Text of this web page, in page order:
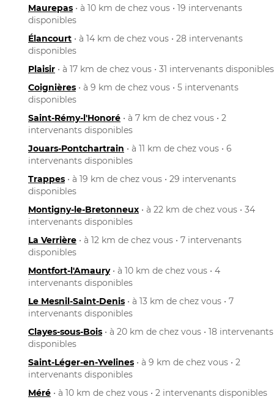
Maurepas • à 10 km de chez vous • 19 intervenants
disponibles
Élancourt • à 14 km de chez vous • 28 intervenants
disponibles
Plaisir • à 17 km de chez vous • 31 intervenants disponibles
Coignières • à 9 km de chez vous • 5 intervenants
disponibles
Saint-Rémy-l'Honoré • à 7 km de chez vous • 2
intervenants disponibles
Jouars-Pontchartrain • à 11 km de chez vous • 6
intervenants disponibles
Trappes • à 19 km de chez vous • 29 intervenants
disponibles
Montigny-le-Bretonneux • à 22 km de chez vous • 34
intervenants disponibles
La Verrière • à 12 km de chez vous • 7 intervenants
disponibles
Montfort-l'Amaury• à 10 km de chez vous • 4
intervenants disponibles
Le Mesnil-Saint-Denis • à 13 km de chez vous • 7
intervenants disponibles
Clayes-sous-Bois • à 20 km de chez vous • 18 intervenants
disponibles
Saint-Léger-en-Yvelines • à 9 km de chez vous • 2
intervenants disponibles
Méré • à 10 km de chez vous • 2 intervenants disponibles